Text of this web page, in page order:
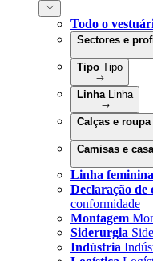
Todo o
Sectores e
Tipo Tipo
Linha Linha
Calças e
Camisas e
Linha feminina
Declaração de
conformidade
Montagem
Siderurgia
Indústria